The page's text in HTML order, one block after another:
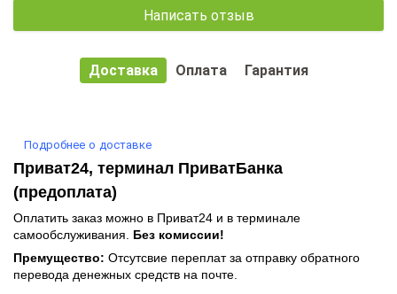
Написать отзыв
Доставка Оплата Гарантия
Подробнее о доставке
Приват24, терминал ПриватБанка
(предоплата)
Оплатить заказ можно в Приват24 и в терминале
самообслуживания. Без комиссии!
Премущество: Отсутсвие переплат за отправку обратного
перевода денежных средств на почте.